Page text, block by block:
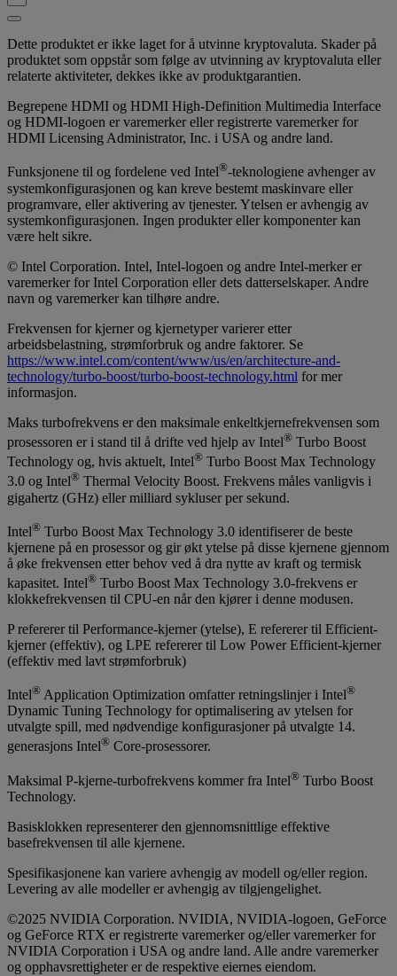
Dette produktet er ikke laget for å utvinne kryptovaluta. Skader på
produktet som oppstår som følge av utvinning av kryptovaluta eller
relaterte aktiviteter, dekkes ikke av produktgarantien.
Begrepene HDMI og HDMI High-Definition Multimedia Interface
og HDMI-logoen er varemerker eller registrerte varemerker for
HDMI Licensing Administrator, Inc. i USA og andre land.
Funksjonene til og fordelene ved Intel®-teknologiene avhenger av
systemkonfigurasjonen og kan kreve bestemt maskinvare eller
programvare, eller aktivering av tjenester. Ytelsen er avhengig av
systemkonfigurasjonen. Ingen produkter eller komponenter kan
være helt sikre.
© Intel Corporation. Intel, Intel-logoen og andre Intel-merker er
varemerker for Intel Corporation eller dets datterselskaper. Andre
navn og varemerker kan tilhøre andre.
Frekvensen for kjerner og kjernetyper varierer etter
arbeidsbelastning, strømforbruk og andre faktorer. Se
https://www.intel.com/content/www/us/en/architecture-and-
technology/turbo-boost/turbo-boost-technology.html for mer
informasjon.
Maks turbofrekvens er den maksimale enkeltkjernefrekvensen som
prosessoren er i stand til å drifte ved hjelp av Intel® Turbo Boost
Technology og, hvis aktuelt, Intel® Turbo Boost Max Technology
3.0 og Intel® Thermal Velocity Boost. Frekvens måles vanligvis i
gigahertz (GHz) eller milliard sykluser per sekund.
Intel® Turbo Boost Max Technology 3.0 identifiserer de beste
kjernene på en prosessor og gir økt ytelse på disse kjernene gjennom
å øke frekvensen etter behov ved å dra nytte av kraft og termisk
kapasitet. Intel® Turbo Boost Max Technology 3.0-frekvens er
klokkefrekvensen til CPU-en når den kjører i denne modusen.
P refererer til Performance-kjerner (ytelse), E refererer til Efficient-
kjerner (effektiv), og LPE refererer til Low Power Efficient-kjerner
(effektiv med lavt strømforbruk)
Intel® Application Optimization omfatter retningslinjer i Intel®
Dynamic Tuning Technology for optimalisering av ytelsen for
utvalgte spill, med nødvendige konfigurasjoner på utvalgte 14.
generasjons Intel® Core-prosessorer.
Maksimal P-kjerne-turbofrekvens kommer fra Intel® Turbo Boost
Technology.
Basisklokken representerer den gjennomsnittlige effektive
basefrekvensen til alle kjernene.
Spesifikasjonene kan variere avhengig av modell og/eller region.
Levering av alle modeller er avhengig av tilgjengelighet.
©2025 NVIDIA Corporation. NVIDIA, NVIDIA-logoen, GeForce
og GeForce RTX er registrerte varemerker og/eller varemerker for
NVIDIA Corporation i USA og andre land. Alle andre varemerker
og opphavsrettigheter er de respektive eiernes eiendom.